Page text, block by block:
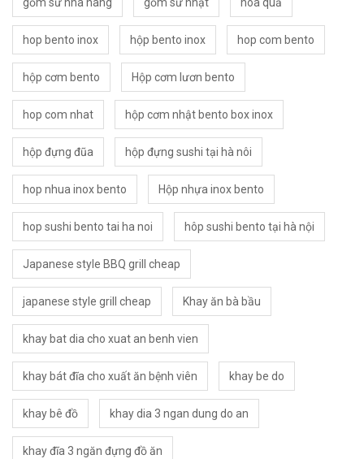
gốm sứ nhà hàng gốm sứ nhật hoa quả
hop bento inox hộp bento inox hop com bento
hộp cơm bento Hộp cơm lươn bento
hop com nhat hộp cơm nhật bento box inox
hộp đựng đũa hộp đựng sushi tại hà nôi
hop nhua inox bento Hộp nhựa inox bento
hop sushi bento tai ha noi hôp sushi bento tại hà nội
Japanese style BBQ grill cheap
japanese style grill cheap Khay ăn bà bầu
khay bat dia cho xuat an benh vien
khay bát đĩa cho xuất ăn bệnh viên khay be do
khay bê đồ khay dia 3 ngan dung do an
khay đĩa 3 ngăn đựng đồ ăn